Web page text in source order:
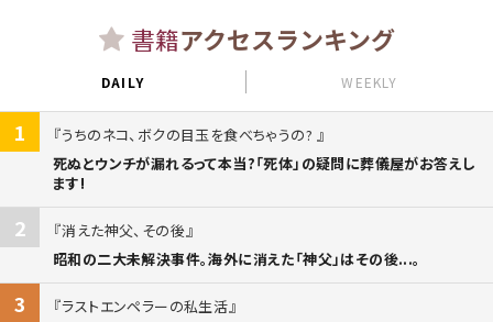
書籍アクセスランキング
DAILY WEEKLY
1
うちのネコ、ボクの目玉を食べちゃうの?
死ぬとウンチが漏れるって本当?「死体」の疑問に葬儀屋がお答えし
ます!
2
消えた神父、その後
昭和の二大未解決事件。海外に消えた「神父」はその後...。
3
ラストエンペラーの私生活